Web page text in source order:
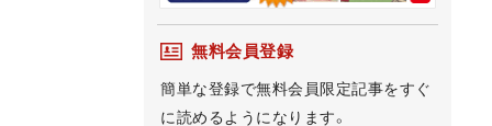
無料会員登録
簡単な登録で無料会員限定記事をすぐ
に読めるようになります。